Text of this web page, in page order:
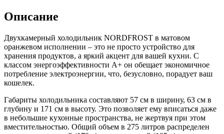
Описание
Двухкамерный холодильник NORDFROST в матовом
оранжевом исполнении – это не просто устройство для
хранения продуктов, а яркий акцент для вашей кухни. С
классом энергоэффективности A+ он обещает экономичное
потребление электроэнергии, что, безусловно, порадует ваш
кошелек.
Габариты холодильника составляют 57 см в ширину, 63 см в
глубину и 171 см в высоту. Это позволяет ему вписаться даже
в небольшие кухонные пространства, не жертвуя при этом
вместительностью. Общий объем в 275 литров распределен